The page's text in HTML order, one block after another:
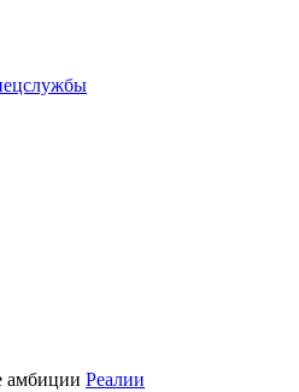
Реалии